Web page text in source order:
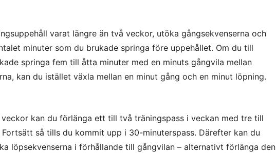
varat längre än två veckor, utöka gångsekvenserna och
minuter som du brukade springa före uppehållet. Om du till
springa fem till åtta minuter med en minuts gångvila mellan
kan du istället växla mellan en minut gång och en minut löpning.
kan du förlänga ett till två träningspass i veckan med tre till
Fortsätt så tills du kommit upp i 30-minuterspass. Därefter kan du
löpsekvenserna i förhållande till gångvilan – alternativt förlänga den